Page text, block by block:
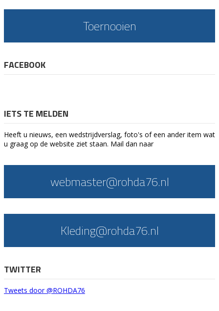
Toernooien
FACEBOOK
IETS TE MELDEN
Heeft u nieuws, een wedstrijdverslag, foto's of een ander item wat
u graag op de website ziet staan. Mail dan naar
webmaster@rohda76.nl
Kleding@rohda76.nl
TWITTER
Tweets door @ROHDA76